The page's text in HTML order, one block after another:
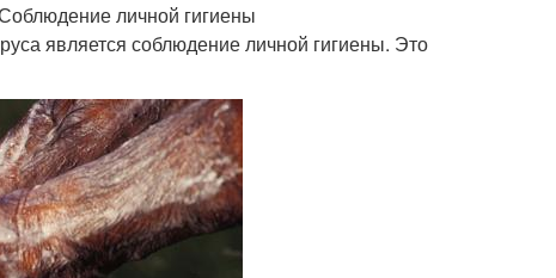
личной гигиены
является соблюдение личной гигиены. Это